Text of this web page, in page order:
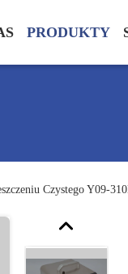
PRODUKTY
Czystego Y09-